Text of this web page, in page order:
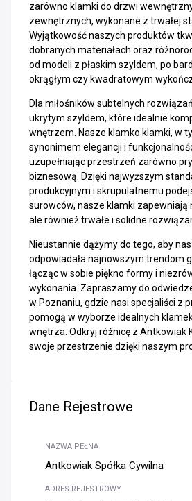
zarówno klamki do drzwi
zewnętrznych, wykonane z trwałej
Wyjątkowość naszych produktów
dobranych materiałach oraz
od modeli z płaskim szyldem, po
okrągłym czy kwadratowym
Dla miłośników subtelnych
ukrytym szyldem, które idealnie
wnętrzem. Nasze klamko klamki, w
synonimem elegancji i
uzupełniając przestrzeń zarówno
biznesową. Dzięki najwyższym
produkcyjnym i skrupulatnemu
surowców, nasze klamki zapewniają
ale również trwałe i solidne
Nieustannie dążymy do tego, aby
odpowiadała najnowszym trendom
łącząc w sobie piękno formy i
wykonania. Zapraszamy do
w Poznaniu, gdzie nasi specjaliści z
pomogą w wyborze idealnych
wnętrza. Odkryj różnicę z Antkowiak
swoje przestrzenie dzięki naszym
Dane Rejestrowe
NAZWA PEŁNA
Antkowiak Spółka Cywilna
ADRES REJESTROWY